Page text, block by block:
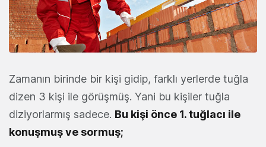
Zamanın birinde bir kişi gidip, farklı yerlerde tuğla
dizen 3 kişi ile görüşmüş. Yani bu kişiler tuğla
diziyorlarmış sadece. Bu kişi önce 1. tuğlacı ile
konuşmuş ve sormuş;